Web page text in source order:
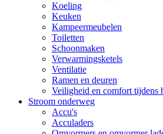
Koeling
Keuken
Kampeermeubelen
Toiletten
Schoonmaken
Verwarmingsketels
Ventilatie
Ramen en deuren
Veiligheid en comfort tijdens
Stroom onderweg
Accu's
Acculaders